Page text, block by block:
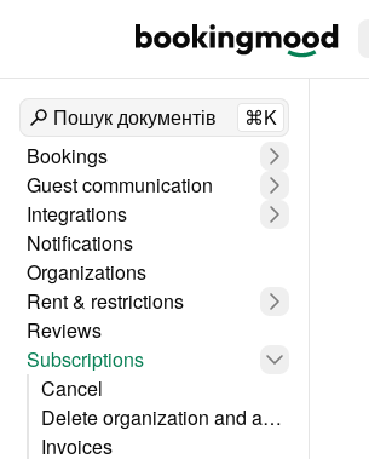
Пошук документів
⌘K
Bookings
Guest communication
Integrations
Notifications
Organizations
Rent & restrictions
Reviews
Subscriptions
Cancel
Delete organization and account
Invoices